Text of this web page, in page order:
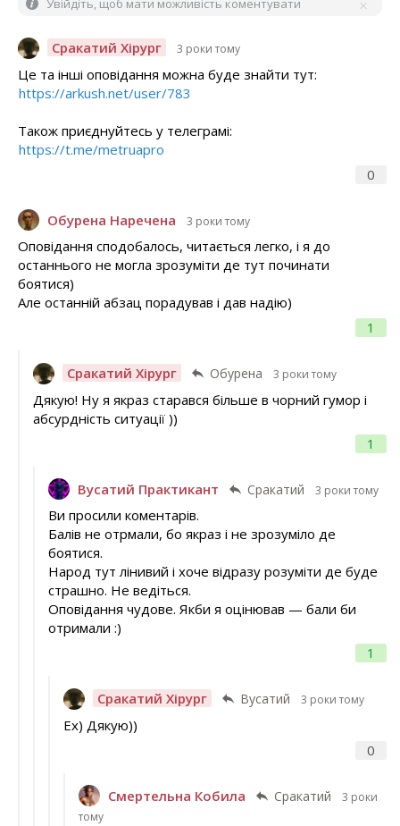
Увійдіть, щоб мати можливість коментувати
Сракатий Хірург 3 роки тому
0
Це та інші оповідання можна буде знайти тут:
https://arkush.net/user/783
Також приєднуйтесь у телеграмі:
https://t.me/metruapro
Обурена Наречена 3 роки тому
1
Оповідання сподобалось, читається легко, і я до
останнього не могла зрозуміти де тут починати
боятися)
Але останній абзац порадував і дав надію)
Сракатий Хірург Обурена 3 роки тому
1
Дякую! Ну я якраз старався більше в чорний гумор і
абсурдність ситуації ))
Вусатий Практикант Сракатий 3 роки тому
1
Ви просили коментарів.
Балів не отрмали, бо якраз і не зрозуміло де
боятися.
Народ тут лінивий і хоче відразу розуміти де буде
страшно. Не ведіться.
Оповідання чудове. Якби я оцінював — бали би
отримали :)
Сракатий Хірург Вусатий 3 роки тому
0
Ех) Дякую))
Смертельна Кобила Сракатий
3 роки
тому